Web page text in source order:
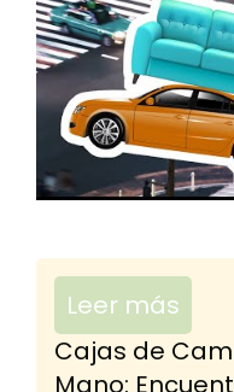
Leer más
Cajas de
Mano: